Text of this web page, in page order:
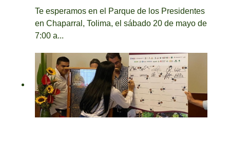
Te esperamos en el Parque de los Presidentes
en Chaparral, Tolima, el sábado 20 de mayo de
7:00 a...